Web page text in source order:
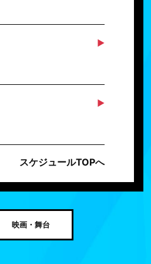
スケジュールTOPへ
映画・舞台